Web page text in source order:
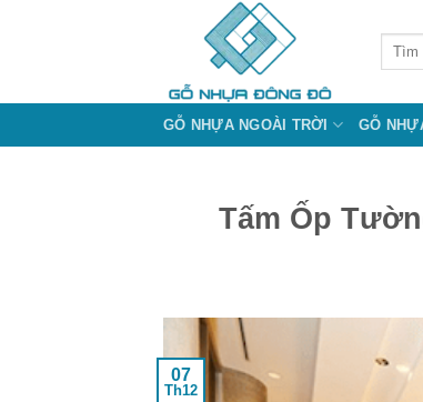
Tìm
GỖ NHỰA NGOÀI TRỜI GỖ
Tấm Ốp
07
Th12